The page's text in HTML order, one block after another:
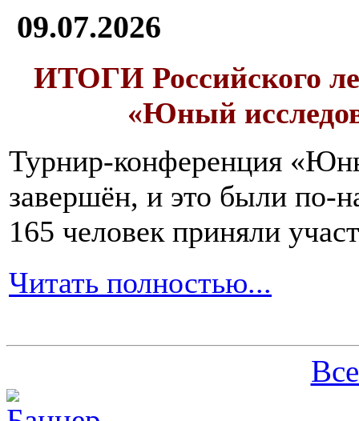
09.07.2026
ИТОГИ Российского
«Юный
Турнир-конференция
завершён, и это были по-
165 человек приняли
Читать полностью...